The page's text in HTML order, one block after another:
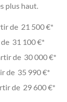
plus haut.
de 21 500 €*
de 31 100 €*
de 30 000 €*
de 35 990 €*
de 29 600 €*